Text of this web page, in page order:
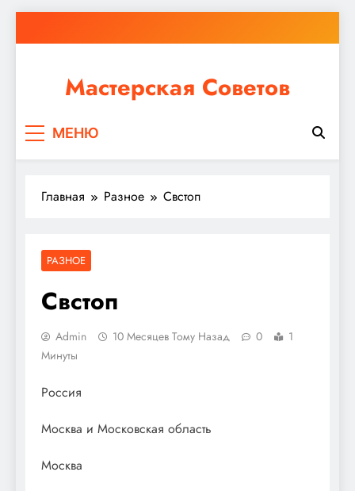
к
Мастерская Советов
ремонт или крупное строительство, в Мастерской
МЕНЮ
Главная Разное Свстоп
РАЗНОЕ
Свстоп
Admin 10 Месяцев Тому Назад 0
1
Минуты
Россия
Москва и Московская область
Москва